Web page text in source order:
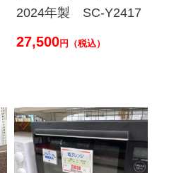
2024年製 SC-Y2417
27,500円（税込）